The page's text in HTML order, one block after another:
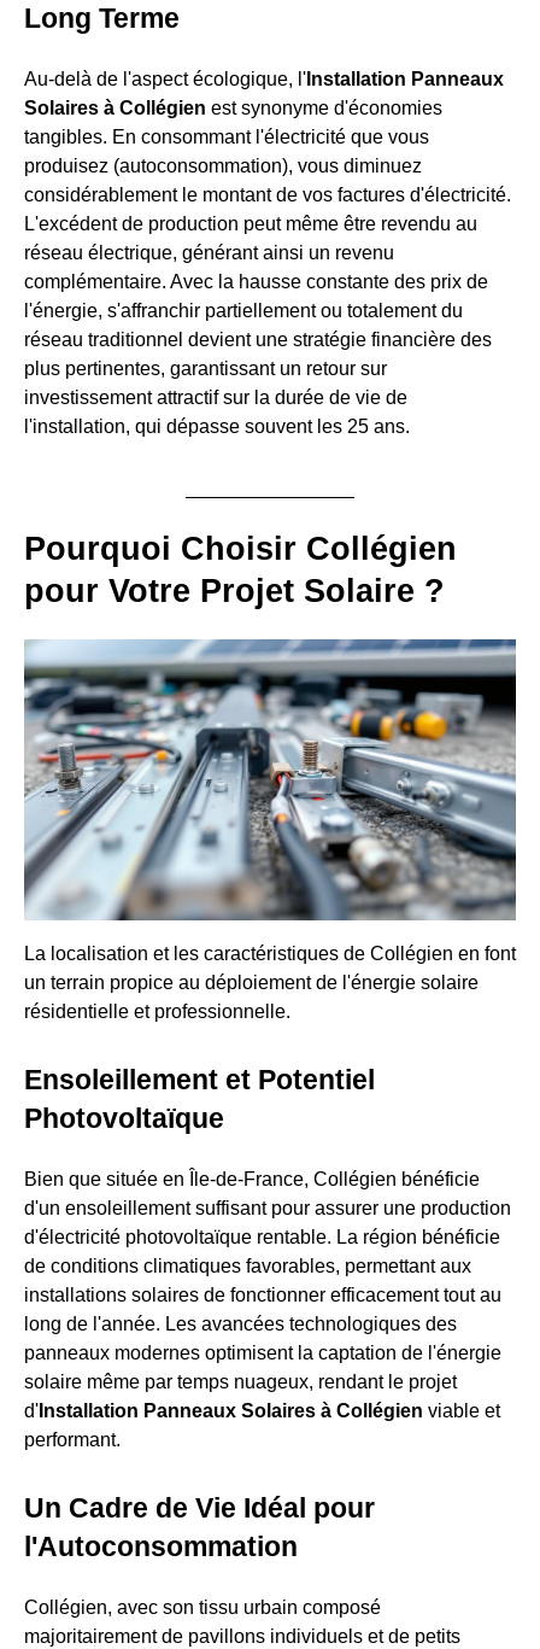
Long Terme
Au-delà de l'aspect écologique, l' Installation Panneaux
Solaires à Collégien est synonyme d'économies
tangibles. En consommant l'électricité que vous
produisez (autoconsommation), vous diminuez
considérablement le montant de vos factures d'électricité.
L'excédent de production peut même être revendu au
réseau électrique, générant ainsi un revenu
complémentaire. Avec la hausse constante des prix de
l'énergie, s'affranchir partiellement ou totalement du
réseau traditionnel devient une stratégie financière des
plus pertinentes, garantissant un retour sur
investissement attractif sur la durée de vie de
l'installation, qui dépasse souvent les 25 ans.
Pourquoi Choisir Collégien
pour Votre Projet Solaire ?
La localisation et les caractéristiques de Collégien en font
un terrain propice au déploiement de l'énergie solaire
résidentielle et professionnelle.
Ensoleillement et Potentiel
Photovoltaïque
Bien que située en Île-de-France, Collégien bénéficie
d'un ensoleillement suffisant pour assurer une production
d'électricité photovoltaïque rentable. La région bénéficie
de conditions climatiques favorables, permettant aux
installations solaires de fonctionner efficacement tout au
long de l'année. Les avancées technologiques des
panneaux modernes optimisent la captation de l'énergie
solaire même par temps nuageux, rendant le projet
d' Installation Panneaux Solaires à Collégien viable et
performant.
Un Cadre de Vie Idéal pour
l'Autoconsommation
Collégien, avec son tissu urbain composé
majoritairement de pavillons individuels et de petits